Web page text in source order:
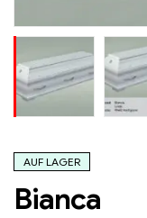
AUF LAGER
Bianca